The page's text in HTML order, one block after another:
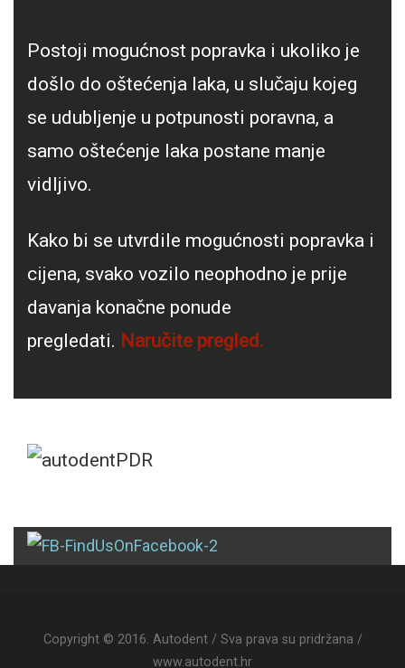
Postoji mogućnost popravka i ukoliko je
došlo do oštećenja laka, u slučaju kojeg
se udubljenje u potpunosti poravna, a
samo oštećenje laka postane manje
vidljivo.
Kako bi se utvrdile mogućnosti popravka i
cijena, svako vozilo neophodno je prije
davanja konačne ponude
pregledati. Naručite pregled.
Copyright © 2016. Autodent / Sva prava su pridržana /
www.autodent.hr